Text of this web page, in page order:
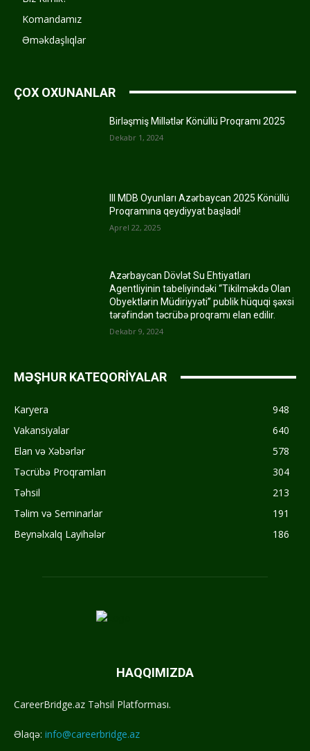
Komandamız
Əməkdaşlıqlar
ÇOX OXUNANLAR
Birləşmiş Millətlər Könüllü Proqramı 2025
Dekabr 1, 2024
III MDB Oyunları Azərbaycan 2025 Könüllü
Proqramına qeydiyyat başladı!
Aprel 22, 2025
Azərbaycan Dövlət Su Ehtiyatları
Agentliyinin tabeliyindəki “Tikilməkdə Olan
Obyektlərin Müdiriyyəti” publik hüquqi şəxsi
tərəfindən təcrübə proqramı elan edilir.
Dekabr 9, 2024
MƏŞHUR KATEQORİYALAR
Karyera
948
Vakansiyalar
640
Elan və Xəbərlər
578
Təcrübə Proqramları
304
Təhsil
213
Təlim və Seminarlar
191
Beynəlxalq Layihələr
186
HAQQIMIZDA
CareerBridge.az Təhsil Platforması.
Əlaqə: info@careerbridge.az